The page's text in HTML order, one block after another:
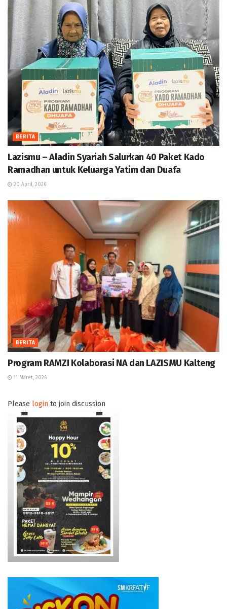
BERITA
Lazismu – Aladin Syariah Salurkan 40 Paket Kado
Ramadhan untuk Keluarga Yatim dan Duafa
20 April, 2026
BERITA
Program RAMZI Kolaborasi NA dan LAZISMU Kalteng
11 Maret, 2026
Please login to join discussion